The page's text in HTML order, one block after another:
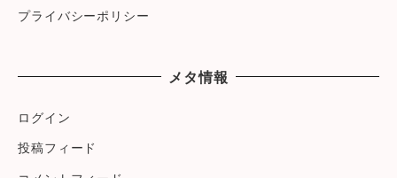
プライバシーポリシー
メタ情報
ログイン
投稿フィード